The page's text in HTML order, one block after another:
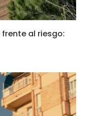
al riesgo: